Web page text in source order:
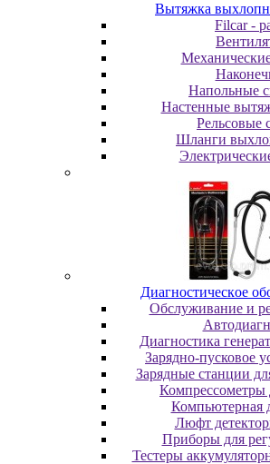
Вытяжка
Filcar -
Напольные
Настенные
Рельсовые
Шланги
Диaгнocтичecкoe
Oбcлуживaниe и
Диагностика
Зарядно-пусковое
Зарядные станции
Компрессометры
Компьютерная
Люфт
Пpибopы для
Тестеры